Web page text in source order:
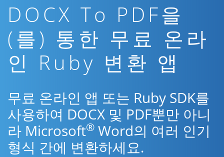
DOCX To PDF을
(를) 통한 무료 온라
인 Ruby 변환 앱
무료 온라인 앱 또는 Ruby SDK를
사용하여 DOCX 및 PDF뿐만 아니
라 Microsoft® Word의 여러 인기
형식 간에 변환하세요.